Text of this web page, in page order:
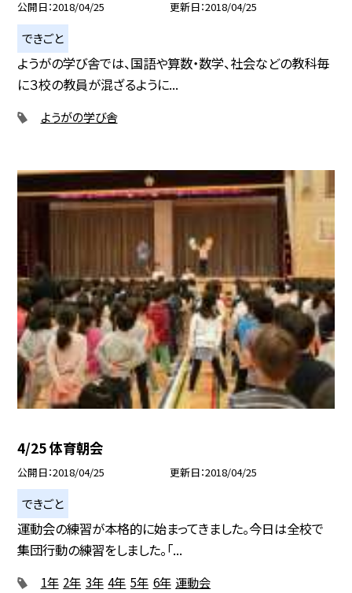
公開日 2018/04/25 更新日 2018/04/25
できごと
ようがの学び舎では、国語や算数・数学、社会などの教科毎
に３校の教員が混ざるように...
ようがの学び舎
4/25 体育朝会
公開日 2018/04/25 更新日 2018/04/25
できごと
運動会の練習が本格的に始まってきました。今日は全校で
集団行動の練習をしました。「...
1年 2年 3年 4年 5年 6年 運動会